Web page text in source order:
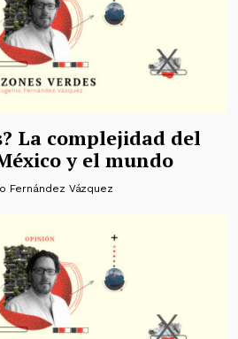
La complejidad del
y el mundo
Fernández Vázquez